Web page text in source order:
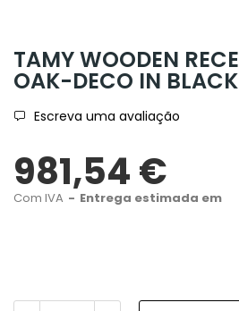
TAMY WOODEN
OAK-DECO IN BLACK
Escreva uma avaliação
981,54 €
Com IVA Entrega estimada em